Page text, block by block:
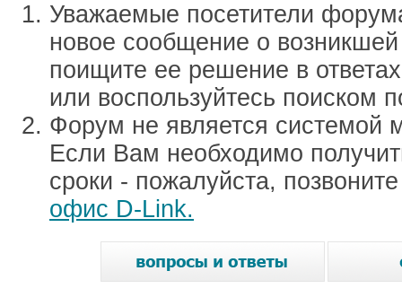
Уважаемые посетители
новое сообщение о
поищите ее решение в
или воспользуйтесь поиском
Форум не является системой
Если Вам необходимо
сроки - пожалуйста,
офис D-Link.